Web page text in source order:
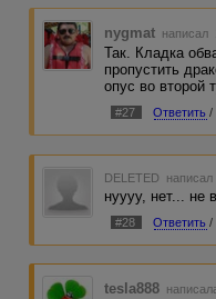
nygmat написал
Так. Кладка
пропустить
опус во второй
#27 Ответить /
DELETED
нуууу, нет... не
#28 Ответить /
tesla888